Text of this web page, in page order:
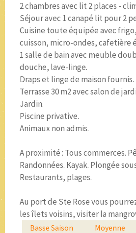
2 chambres avec lit 2 places -
Séjour avec 1 canapé lit pour 2
Cuisine toute équipée avec
cuisson, micro-ondes, cafetière
1 salle de bain avec meuble
douche, lave-linge.
Draps et linge de maison fournis.
Terrasse 30 m2 avec salon de
Jardin.
Piscine privative.
Animaux non admis.
A proximité : Tous commerces.
Randonnées. Kayak. Plongée
Restaurants, plages.
Au port de Ste Rose vous
les îlets voisins, visiter la
Basse Saison
Moyenne